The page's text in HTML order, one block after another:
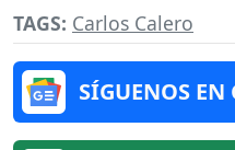
TAGS: Carlos Calero
SÍGUENOS EN